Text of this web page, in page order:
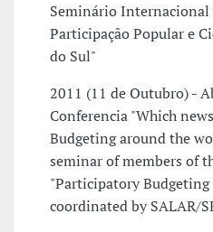
Seminário Internacional
Participação Popular e
do Sul"
2011 (11 de Outubro) -
Conferencia "Which
Budgeting around the
seminar of members of
"Participatory Budgeting
coordinated by SALAR/